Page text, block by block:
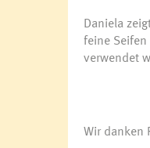
Daniela
feine
verwendet
Wir danken